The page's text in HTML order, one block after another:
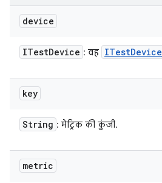
device
ITestDevice : वह ITestDevice
key
String : मेट्रिक की कुंजी.
metric